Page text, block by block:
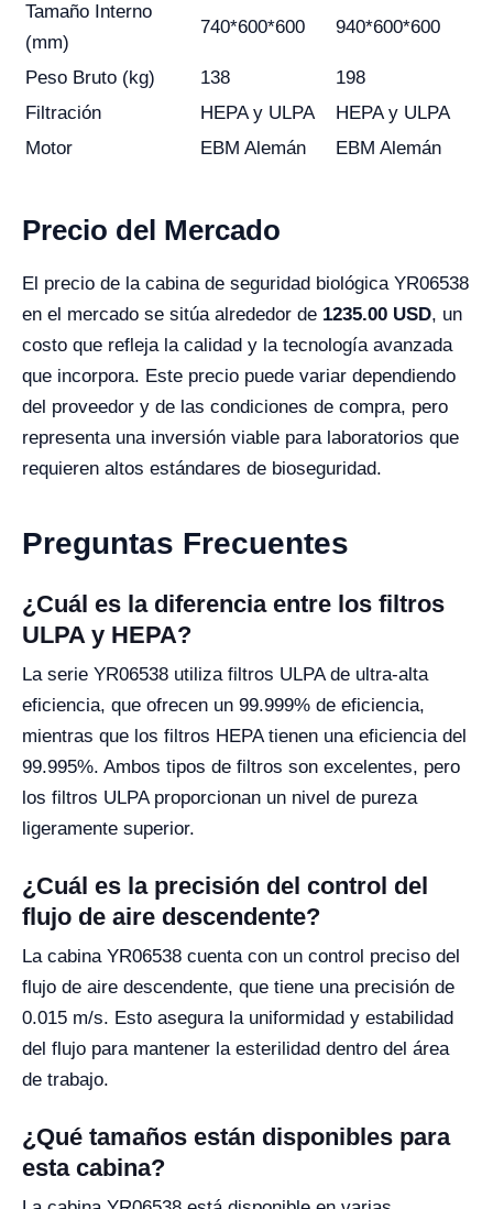
Tamaño Interno
(mm)
740*600*600 940*600*600
Peso Bruto (kg) 138
198
Filtración
HEPA y ULPA
HEPA y ULPA
Motor
EBM Alemán EBM Alemán
Precio del Mercado
El precio de la cabina de seguridad biológica YR06538
en el mercado se sitúa alrededor de 1235.00 USD, un
costo que refleja la calidad y la tecnología avanzada
que incorpora. Este precio puede variar dependiendo
del proveedor y de las condiciones de compra, pero
representa una inversión viable para laboratorios que
requieren altos estándares de bioseguridad.
Preguntas Frecuentes
¿Cuál es la diferencia entre los filtros
ULPA y HEPA?
La serie YR06538 utiliza filtros ULPA de ultra-alta
eficiencia, que ofrecen un 99.999% de eficiencia,
mientras que los filtros HEPA tienen una eficiencia del
99.995%. Ambos tipos de filtros son excelentes, pero
los filtros ULPA proporcionan un nivel de pureza
ligeramente superior.
¿Cuál es la precisión del control del
flujo de aire descendente?
La cabina YR06538 cuenta con un control preciso del
flujo de aire descendente, que tiene una precisión de
0.015 m/s. Esto asegura la uniformidad y estabilidad
del flujo para mantener la esterilidad dentro del área
de trabajo.
¿Qué tamaños están disponibles para
esta cabina?